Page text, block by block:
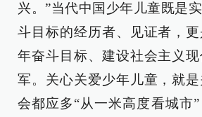
兴。”当代中国少年儿童既是
斗目标的经历者、见证者，
年奋斗目标、建设社会主义
军。关心关爱少年儿童，就
会都应多“从一米高度看城市